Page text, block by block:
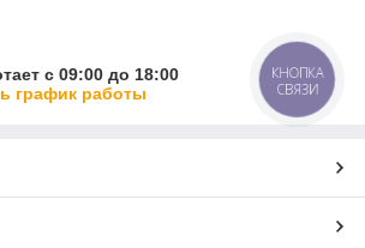
с 09:00 до 18:00
график работы
КНОПКА
СВЯЗИ